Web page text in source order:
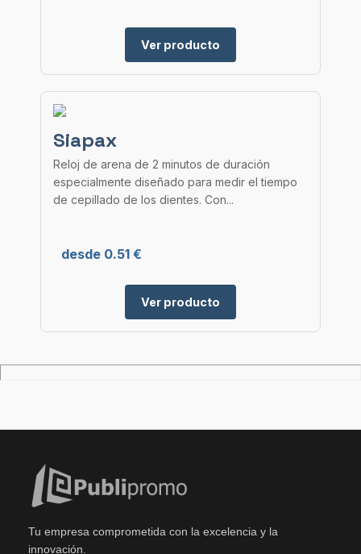
Ver producto
Siapax
Reloj de arena de 2 minutos de duración
especialmente diseñado para medir el tiempo
de cepillado de los dientes. Con...
desde 0.51 €
Ver producto
Tu empresa comprometida con la excelencia y la
innovación.